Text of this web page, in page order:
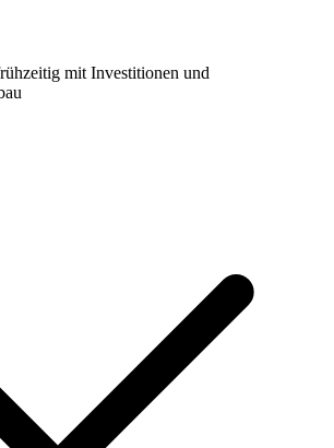
mit Investitionen und